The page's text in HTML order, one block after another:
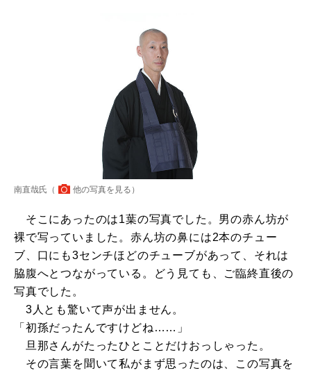
南直哉氏（ 他の写真を見る ）
そこにあったのは1葉の写真でした。男の赤ん坊が
裸で写っていました。赤ん坊の鼻には2本のチュー
ブ、口にも3センチほどのチューブがあって、それは
脇腹へとつながっている。どう見ても、ご臨終直後の
写真でした。
3人とも驚いて声が出ません。
「初孫だったんですけどね……」
旦那さんがたったひとことだけおっしゃった。
その言葉を聞いて私がまず思ったのは、この写真を